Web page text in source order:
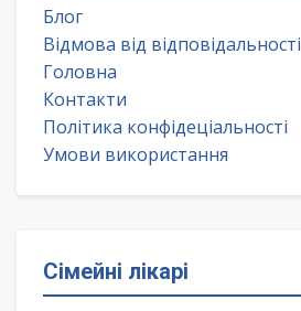
Блог
Відмова від відповідальності
Головна
Контакти
Політика конфідеціальності
Умови використання
Сімейні лікарі